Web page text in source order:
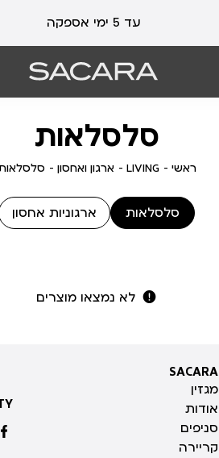
עד 5 ימי אספקה
סלסלאות
ראשי ראשי
LIVING
LIVING
ארגון ואחסון ארגון
סלסלאות ארגוניות אחסון
לא נמצאו מוצרים
SACARA
SACARA
מגזין
אודות
סניפים
קריירה